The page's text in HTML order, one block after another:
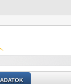
ADATOK